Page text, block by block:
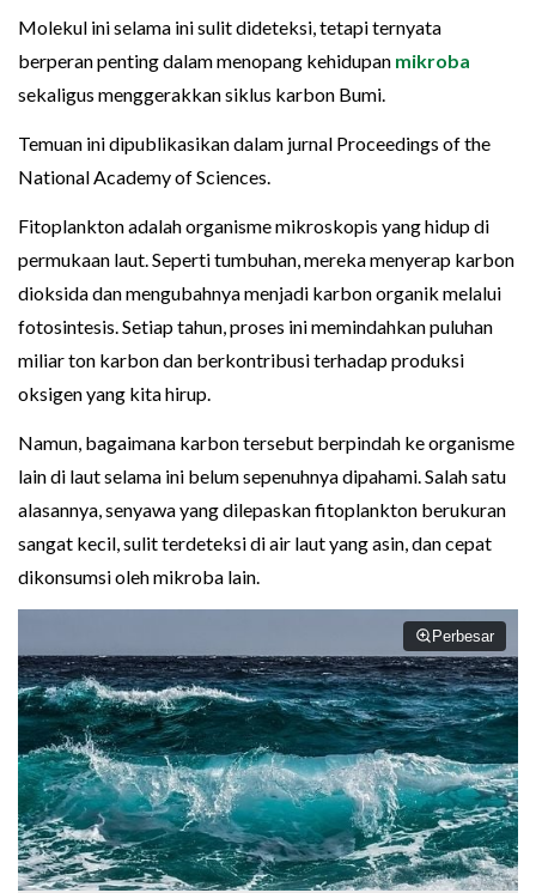
Molekul ini selama ini sulit dideteksi, tetapi ternyata
berperan penting dalam menopang kehidupan mikroba
sekaligus menggerakkan siklus karbon Bumi.
Temuan ini dipublikasikan dalam jurnal Proceedings of the
National Academy of Sciences.
Fitoplankton adalah organisme mikroskopis yang hidup di
permukaan laut. Seperti tumbuhan, mereka menyerap karbon
dioksida dan mengubahnya menjadi karbon organik melalui
fotosintesis. Setiap tahun, proses ini memindahkan puluhan
miliar ton karbon dan berkontribusi terhadap produksi
oksigen yang kita hirup.
Namun, bagaimana karbon tersebut berpindah ke organisme
lain di laut selama ini belum sepenuhnya dipahami. Salah satu
alasannya, senyawa yang dilepaskan fitoplankton berukuran
sangat kecil, sulit terdeteksi di air laut yang asin, dan cepat
dikonsumsi oleh mikroba lain.
Perbesar